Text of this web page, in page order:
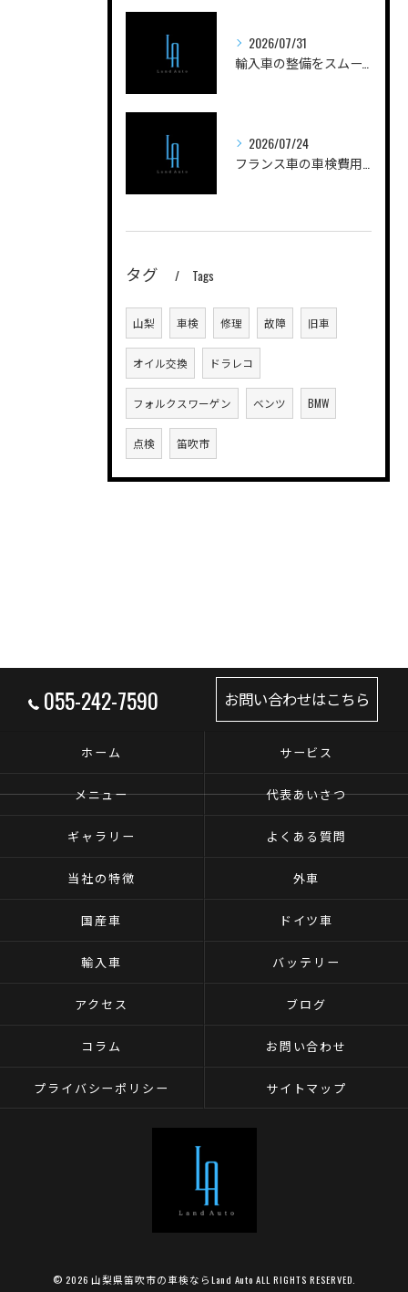
2026/07/31
2026/07/24
タグ Tags
山梨 車検 修理 故障 旧車
オイル交換 ドラレコ
フォルクスワーゲン ベンツ BMW
点検 笛吹市
055-242-7590 お問い合わせはこちら
ホーム サービス
メニュー 代表あいさつ
ギャラリー よくある質問
当社の特徴 外車
国産車 ドイツ車
輸入車 バッテリー
アクセス ブログ
コラム お問い合わせ
プライバシーポリシー サイトマップ
© 2026 山梨県笛吹市の車検ならLand Auto ALL RIGHTS RESERVED.